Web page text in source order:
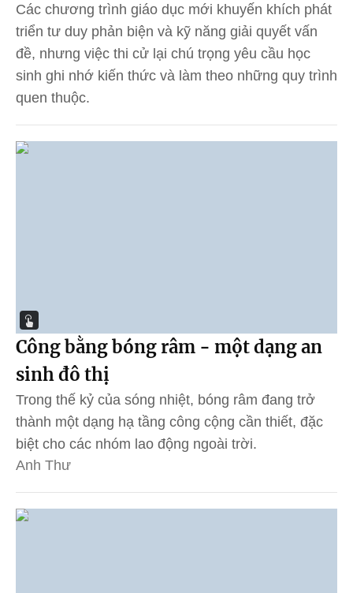
Các chương trình giáo dục mới khuyến khích phát
triển tư duy phản biện và kỹ năng giải quyết vấn
đề, nhưng việc thi cử lại chú trọng yêu cầu học
sinh ghi nhớ kiến thức và làm theo những quy trình
quen thuộc.
Công bằng bóng râm - một dạng an
sinh đô thị
Trong thế kỷ của sóng nhiệt, bóng râm đang trở
thành một dạng hạ tầng công cộng cần thiết, đặc
biệt cho các nhóm lao động ngoài trời.
Anh Thư